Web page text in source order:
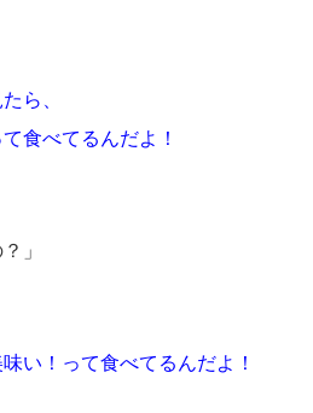
ら、
食べてるんだよ！
」
い！って食べてるんだよ！